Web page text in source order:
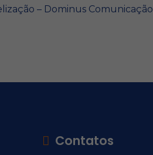
– Dominus Comunicação
Contatos